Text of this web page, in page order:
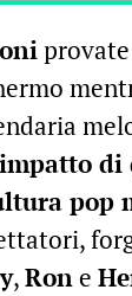
provate
di
pop
,Rone